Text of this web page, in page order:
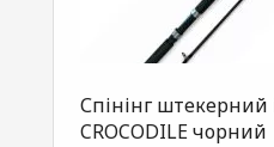
Спінінг штекерний
CROCODILE чорний